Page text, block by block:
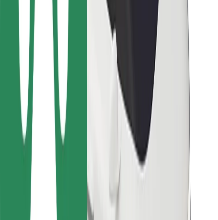
Soporte
Para usuarios
Para conductores
Para repartidores
Bolt Food
Para propietarios de flota
Para restaurantes
Bolt para empresas
Otros
Términos y Condiciones
Cookies